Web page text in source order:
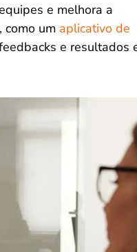
e melhora a
um aplicativo de
e resultados